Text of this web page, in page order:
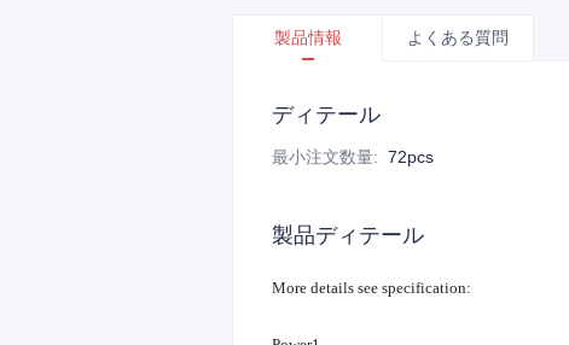
製品情報 よくある質問
ディテール
最小注文数量: 72pcs
製品ディテール
More details see specification: